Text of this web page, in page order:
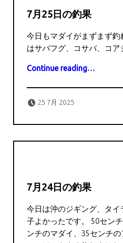
7月25日の釣果
今日もマダイがまずまず釣
はサバフグ、コサバ、コア
Continue reading“7月25日の釣果”
…
25 7月 2025
7月24日の釣果
今日は沖のジギング、タイ
子よかったです。 50セン
ンチのマダイ、35センチ